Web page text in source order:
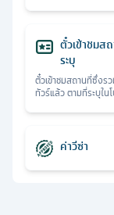
ตั๋วเข้าชมส
ระบุ
ตั๋วเข้าชมสถานที่ซึ่งร
ทัวร์แล้ว ตามที่ระบุใน
ค่าวีซ่า